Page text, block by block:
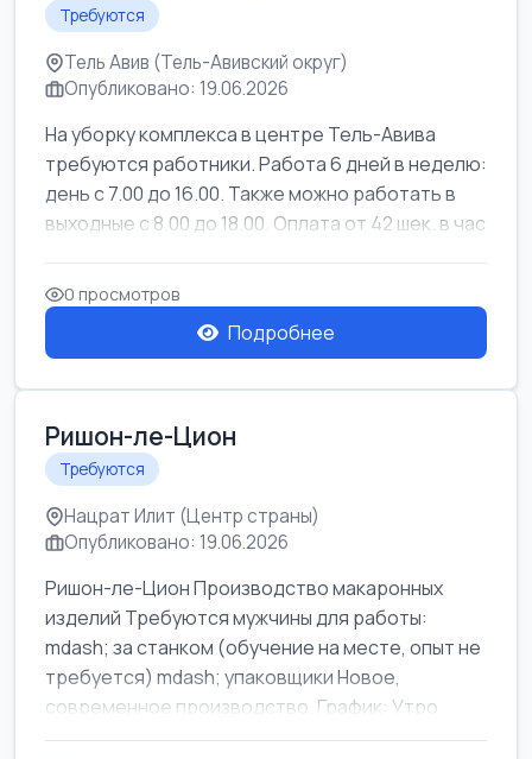
Требуются
Тель Авив (Тель-Авивский округ)
Опубликовано: 19.06.2026
На уборку комплекса в центре Тель-Авива
требуются работники. Работа 6 дней в неделю:
день с 7.00 до 16.00. Также можно работать в
выходные с 8.00 до 18.00. Оплата от 42 шек. в час
0 просмотров
Подробнее
Ришон-ле-Цион
Требуются
Нацрат Илит (Центр страны)
Опубликовано: 19.06.2026
Ришон-ле-Цион Производство макаронных
изделий Требуются мужчины для работы:
mdash; за станком (обучение на месте, опыт не
требуется) mdash; упаковщики Новое,
современное производство. График: Утро
mda...